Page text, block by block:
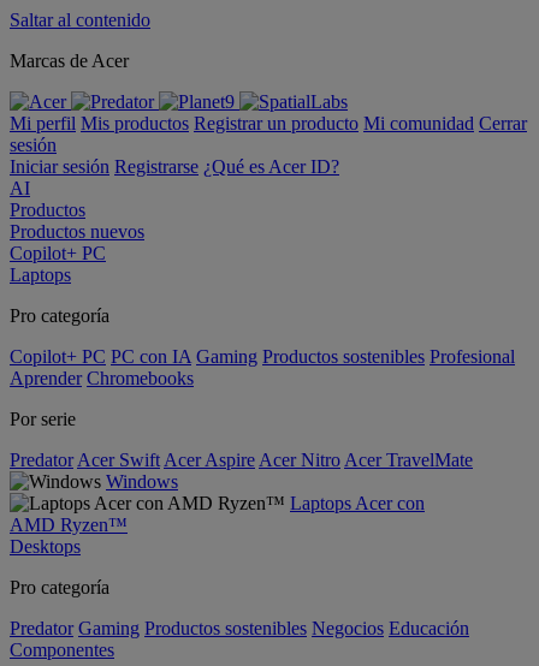
Saltar al contenido
Marcas de Acer
Mi perfil Mis productos Registrar un producto Mi comunidad Cerrar
sesión
Iniciar sesión Registrarse ¿Qué es Acer ID?
AI
Productos
Productos nuevos
Copilot+ PC
Laptops
Pro categoría
Copilot+ PC PC con IA Gaming Productos sostenibles Profesional
Aprender Chromebooks
Por serie
Predator Acer Swift Acer Aspire Acer Nitro Acer TravelMate
Windows
Laptops Acer con
AMD Ryzen™
Desktops
Pro categoría
Predator Gaming Productos sostenibles Negocios Educación
Componentes